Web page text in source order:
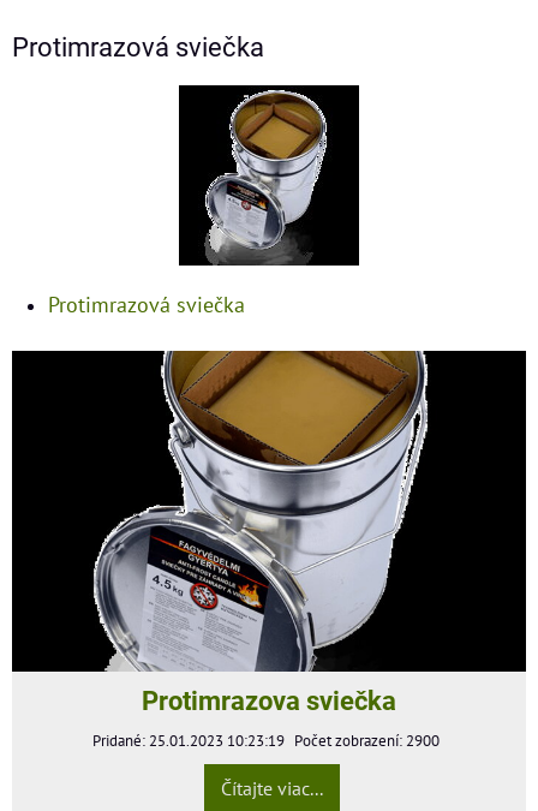
Protimrazová sviečka
Protimrazová sviečka
Protimrazova sviečka
Pridané: 25.01.2023 10:23:19 Počet zobrazení: 2900
Čítajte viac...